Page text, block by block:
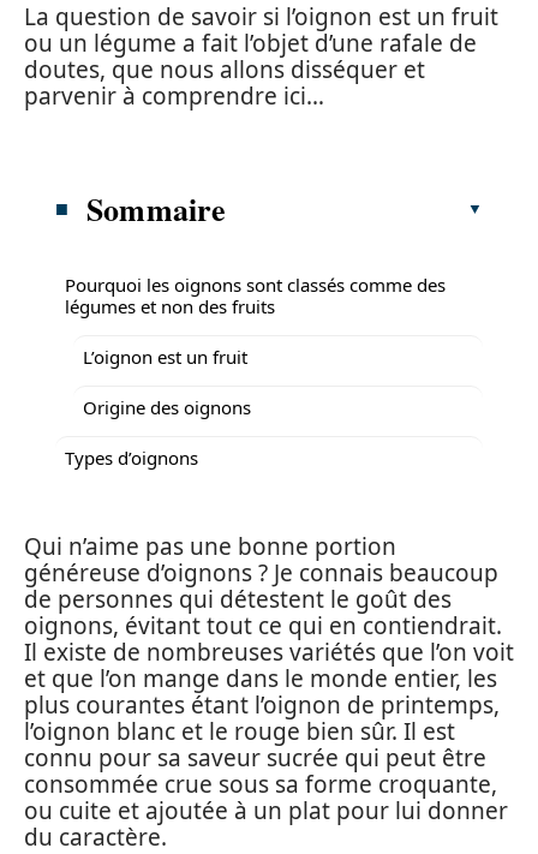
La question de savoir si l’oignon est un fruit
ou un légume a fait l’objet d’une rafale de
doutes, que nous allons disséquer et
parvenir à comprendre ici…
Sommaire
Pourquoi les oignons sont classés comme des
légumes et non des fruits
L’oignon est un fruit
Origine des oignons
Types d’oignons
Qui n’aime pas une bonne portion
généreuse d’oignons ? Je connais beaucoup
de personnes qui détestent le goût des
oignons, évitant tout ce qui en contiendrait.
Il existe de nombreuses variétés que l’on voit
et que l’on mange dans le monde entier, les
plus courantes étant l’oignon de printemps,
l’oignon blanc et le rouge bien sûr. Il est
connu pour sa saveur sucrée qui peut être
consommée crue sous sa forme croquante,
ou cuite et ajoutée à un plat pour lui donner
du caractère.